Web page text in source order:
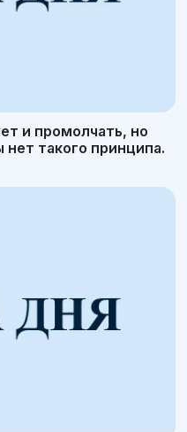
и промолчать, но
такого принципа.